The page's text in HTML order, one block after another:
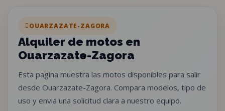
OUARZAZATE-ZAGORA
Alquiler de motos en
Ouarzazate-Zagora
Esta pagina muestra las motos disponibles para salir
desde Ouarzazate-Zagora. Compara modelos, tipo de
uso y envia una solicitud clara a nuestro equipo.